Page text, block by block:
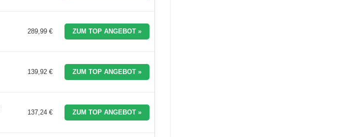
289,99 € ZUM TOP ANGEBOT »
139,92 € ZUM TOP ANGEBOT »
137,24 € ZUM TOP ANGEBOT »